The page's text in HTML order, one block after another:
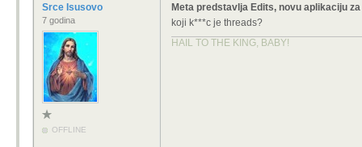
Srce Isusovo
7 godina
OFFLINE
Meta predstavlja Edits, novu aplikaciju
koji k***c je threads?
HAIL TO THE KING, BABY!